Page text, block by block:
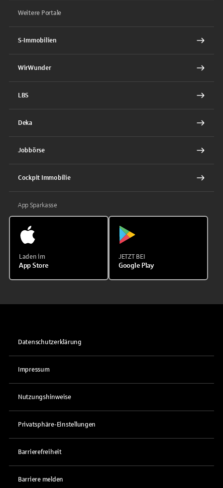
Weitere Portale
S-Immobilien
WirWunder
LBS
Deka
Jobbörse
Cockpit Immobilie
App Sparkasse
Laden im
App Store
JETZT BEI
Google Play
Datenschutzerklärung
Impressum
Nutzungshinweise
Privatsphäre-Einstellungen
Barrierefreiheit
Barriere melden